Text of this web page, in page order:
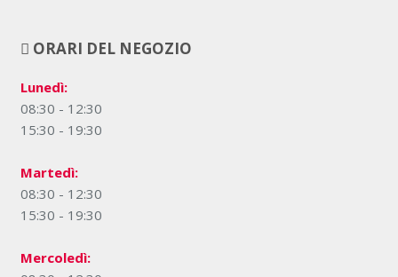
ORARI DEL NEGOZIO
Lunedì:
08:30 - 12:30
15:30 - 19:30
Martedì:
08:30 - 12:30
15:30 - 19:30
Mercoledì: